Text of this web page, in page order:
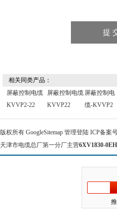
相关同类产品：
屏蔽控制电缆
KVVP2-22
屏蔽控制电缆
KVVP22
屏蔽控制电
缆-KVVP2
版权所有 GoogleSitemap 管理登陆 ICP备案
天津市电缆总厂第一分厂主营6XV1830-